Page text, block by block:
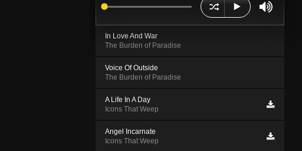
In Love And War
The Burden of Paradise
Voice Of Outside
The Burden of Paradise
A Life In A Day
Icons That Weep
Angel Incarnate
Icons That Weep